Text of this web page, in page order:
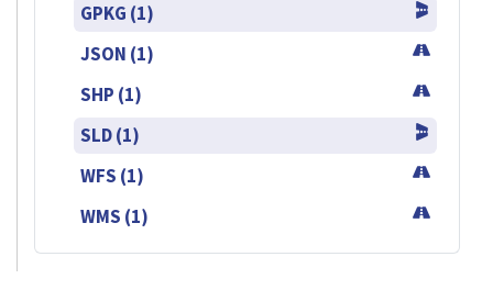
GPKG (1)
JSON (1)
SHP (1)
SLD (1)
WFS (1)
WMS (1)